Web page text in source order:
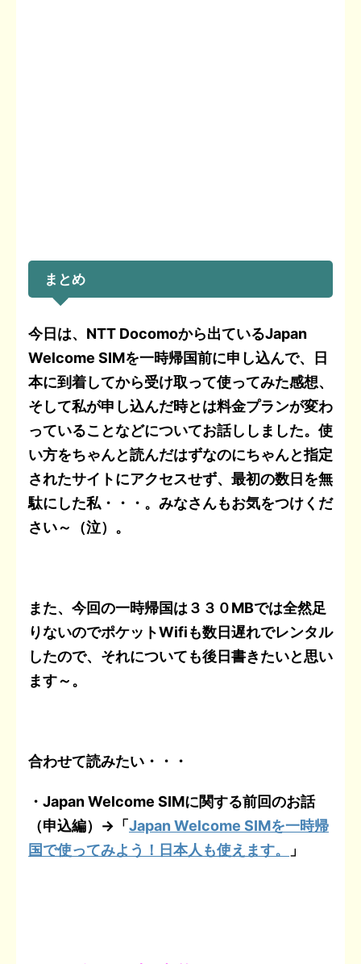
まとめ
今日は、NTT Docomoから出ているJapan
Welcome SIMを一時帰国前に申し込んで、日
本に到着してから受け取って使ってみた感想、
そして私が申し込んだ時とは料金プランが変わ
っていることなどについてお話ししました。使
い方をちゃんと読んだはずなのにちゃんと指定
されたサイトにアクセスせず、最初の数日を無
駄にした私・・・。みなさんもお気をつけくだ
さい～（泣）。
また、今回の一時帰国は３３０MBでは全然足
りないのでポケットWifiも数日遅れでレンタル
したので、それについても後日書きたいと思い
ます～。
合わせて読みたい・・・
・Japan Welcome SIMに関する前回のお話
（申込編）→「Japan Welcome SIMを一時帰
国で使ってみよう！日本人も使えます。
」